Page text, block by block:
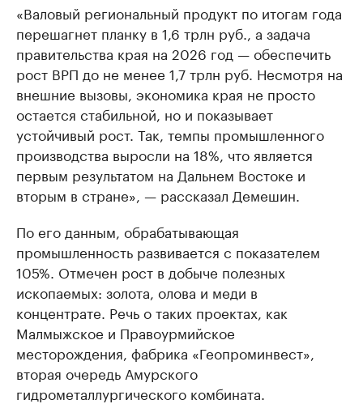
«Валовый региональный продукт по итогам года
перешагнет планку в 1,6 трлн руб., а задача
правительства края на 2026 год — обеспечить
рост ВРП до не менее 1,7 трлн руб. Несмотря на
внешние вызовы, экономика края не просто
остается стабильной, но и показывает
устойчивый рост. Так, темпы промышленного
производства выросли на 18%, что является
первым результатом на Дальнем Востоке и
вторым в стране», — рассказал Демешин.
По его данным, обрабатывающая
промышленность развивается с показателем
105%. Отмечен рост в добыче полезных
ископаемых: золота, олова и меди в
концентрате. Речь о таких проектах, как
Малмыжское и Правоурмийское
месторождения, фабрика «Геопроминвест»,
вторая очередь Амурского
гидрометаллургического комбината.